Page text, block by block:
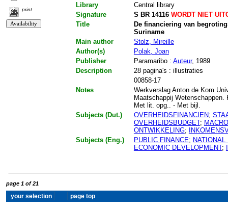
print
Library
Central library
Signature
S BR 14116WORDT NIET
Title
De financiering van
Suriname
Main author
Stolz, Mireille
Author(s)
Polak, Joan
Publisher
Paramaribo : Auteur, 1989
Description
28 pagina's : illustraties
00858-17
Notes
Werkverslag Anton de Kom
Maatschappij
Met lit. opg.. - Met bijl.
Subjects (Dut.)
OVERHEIDSFINANCIEN;
OVERHEIDSBUDGET;
ONTWIKKELING;
Subjects (Eng.)
PUBLIC FINANCE; NATIONAL
ECONOMIC DEVELOPMENT;
page 1 of 21